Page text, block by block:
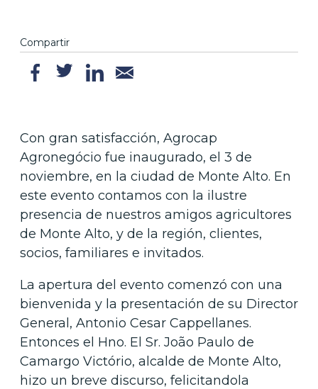
Compartir
Con gran satisfacción, Agrocap
Agronegócio fue inaugurado, el 3 de
noviembre, en la ciudad de Monte Alto. En
este evento contamos con la ilustre
presencia de nuestros amigos agricultores
de Monte Alto, y de la región, clientes,
socios, familiares e invitados.
La apertura del evento comenzó con una
bienvenida y la presentación de su Director
General, Antonio Cesar Cappellanes.
Entonces el Hno. El Sr. João Paulo de
Camargo Victório, alcalde de Monte Alto,
hizo un breve discurso, felicitando la